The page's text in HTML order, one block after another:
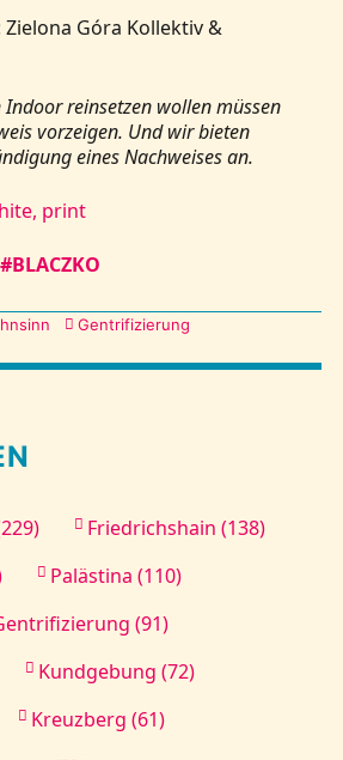
Góra Kollektiv &
Indoor reinsetzen wollen müssen
vorzeigen. Und wir bieten
eines Nachweises an.
print
Gentrifizierung
Friedrichshain (138)
Palästina (110)
(91)
Kundgebung (72)
Kreuzberg (61)